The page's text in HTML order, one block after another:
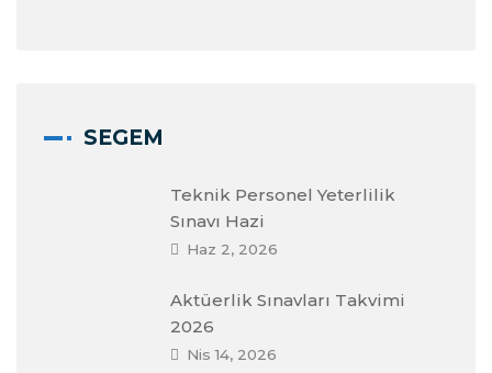
SEGEM
Teknik Personel Yeterlilik
Sınavı Hazi
Haz 2, 2026
Aktüerlik Sınavları Takvimi
2026
Nis 14, 2026